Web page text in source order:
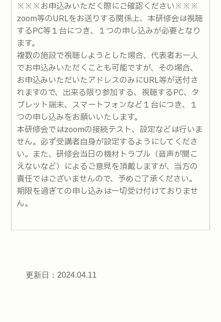
※※※お申込みいただく際にご確認ください※※※
zoom等のURLをお送りする関係上、本研修会は視聴
するPC等１台につき、１つの申し込みが必要となり
ます。
複数の施設で視聴しようとした場合、代表者お一人
でお申込みいただくことも可能ですが、その場合、
お申込みいただいたアドレスのみにURL等が送付さ
れますので、出来る限り参加する、視聴するPC、タ
ブレット端末、スマートフォンなど１台につき、１
つの申し込みをお願いいたします。
本研修会ではzoomの接続テスト、設定などは行いま
せん。必ず受講者自身が設定するようにしてくださ
い。また、研修会当日の機材トラブル（音声が聞こ
えないなど）によるご意見を頂戴しますが、当方の
責任ではございませんので、予めご了承ください。
期限を過ぎての申し込みは一切受け付けておりませ
ん。
更新日：2024.04.11